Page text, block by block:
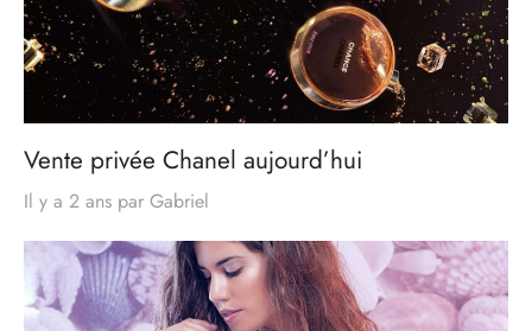
Vente privée Chanel aujourd’hui
Il y a 2 ans par Gabriel